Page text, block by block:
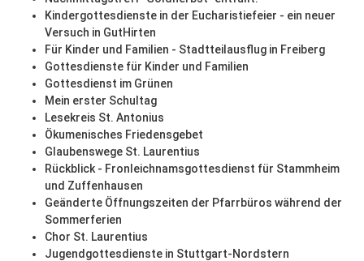
Kindergottesdienste in der Eucharistiefeier - ein neuer
Versuch in GutHirten
Für Kinder und Familien - Stadtteilausflug in Freiberg
Gottesdienste für Kinder und Familien
Gottesdienst im Grünen
Mein erster Schultag
Lesekreis St. Antonius
Ökumenisches Friedensgebet
Glaubenswege St. Laurentius
Rückblick - Fronleichnamsgottesdienst für Stammheim
und Zuffenhausen
Geänderte Öffnungszeiten der Pfarrbüros während der
Sommerferien
Chor St. Laurentius
Jugendgottesdienste in Stuttgart-Nordstern